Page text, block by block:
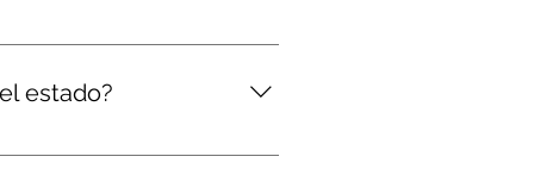
Yucatán, es común que se
estado?
Motul, entre otros. La